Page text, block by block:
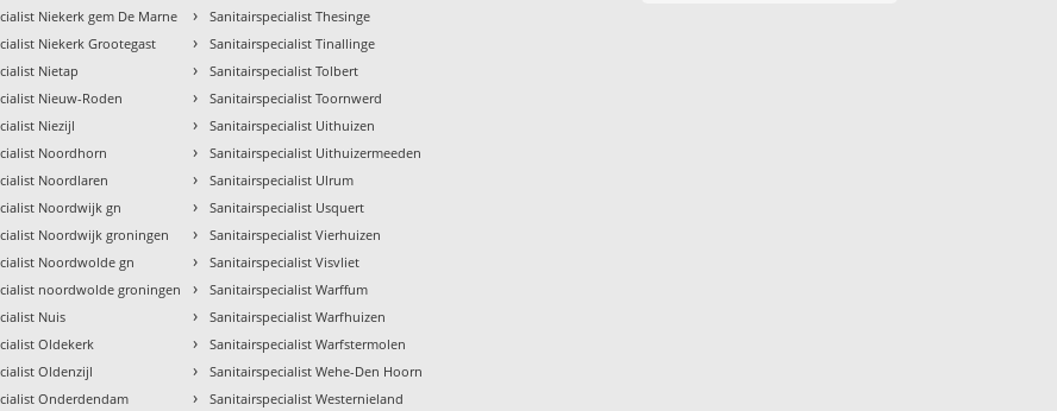
Niekerk gem De Marne
Niekerk Grootegast
Nietap
Nieuw-Roden
Niezijl
Noordhorn
Noordlaren
Noordwijk gn
Noordwijk groningen
Noordwolde gn
noordwolde groningen
Nuis
Oldekerk
Oldenzijl
Onderdendam
› Sanitairspecialist Thesinge
› Sanitairspecialist Tinallinge
› Sanitairspecialist Tolbert
› Sanitairspecialist Toornwerd
› Sanitairspecialist Uithuizen
› Sanitairspecialist Uithuizermeeden
› Sanitairspecialist Ulrum
› Sanitairspecialist Usquert
› Sanitairspecialist Vierhuizen
› Sanitairspecialist Visvliet
› Sanitairspecialist Warffum
› Sanitairspecialist Warfhuizen
› Sanitairspecialist Warfstermolen
› Sanitairspecialist Wehe-Den Hoorn
› Sanitairspecialist Westernieland